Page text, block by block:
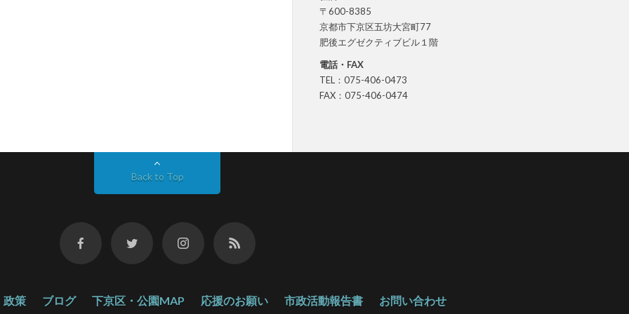
〒600-8385
京都市下京区五坊大宮町77
肥後エグゼクティブビル１階
電話・FAX
TEL：075-406-0473
FAX：075-406-0474
Back to Top
政策 ブログ 下京区・公園MAP 応援のお願い 市政活動報告書 お問い合わせ